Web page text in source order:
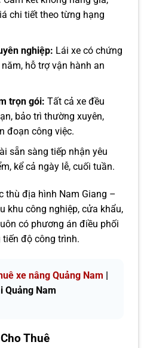
chi tiết theo từng hạng
nghiệp: Lái xe có chứng
hỗ trợ vận hành an
trọn gói: Tất cả xe đều
bảo trì thường xuyên,
đoạn công việc.
sẵn sàng tiếp nhận yêu
kể cả ngày lễ, cuối tuần.
thù địa hình Nam Giang –
khu công nghiệp, cửa khẩu,
có phương án điều phối
độ công trình.
xe nâng Quảng Nam |
Quảng Nam
Thuê